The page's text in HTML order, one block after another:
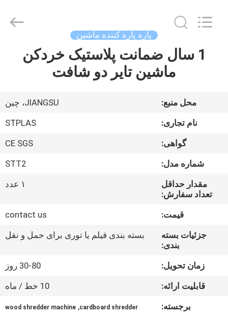
صفحه
محصولات
درباره
کنترل
کیفیت
MACHINERY
CO.,LTD.
پاره پاره کننده ماشین
1 سال ضمانت پلاستیک خردکن
ماشین تایر دو شافت
محل منبع:
JIANGSU، چین
نام تجاری:
STPLAS
گواهی:
CE SGS
شماره مدل:
STT2
مقدار حداقل
تعداد سفارش:
۱ عدد
قیمت:
contact us
جزئیات بسته
بندی:
بسته بندی فیلم یا توری برای حمل و نقل
زمان تحویل:
30-80 روز
قابلیت ارائه:
10 خط / ماه
برجسته:
cardboard shredder
,
wood shredder machine